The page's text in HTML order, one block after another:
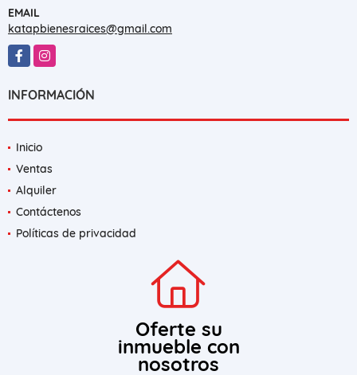
EMAIL
katapbienesraices@gmail.com
FacebookInstagram
INFORMACIÓN
Inicio
Ventas
Alquiler
Contáctenos
Políticas de privacidad
Oferte su
inmueble con
nosotros